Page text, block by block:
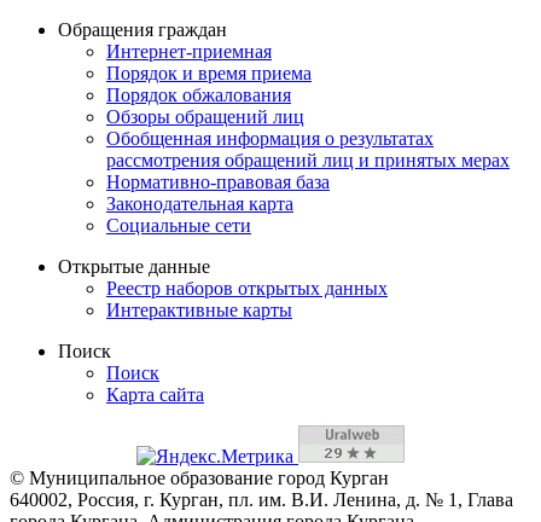
Обращения граждан
Интернет-приемная
Порядок и время приема
Порядок обжалования
Обзоры обращений лиц
Обобщенная информация о результатах
рассмотрения обращений лиц и принятых мерах
Нормативно-правовая база
Законодательная карта
Социальные сети
Открытые данные
Реестр наборов открытых данных
Интерактивные карты
Поиск
Поиск
Карта сайта
© Муниципальное образование город Курган
640002, Россия, г. Курган, пл. им. В.И. Ленина, д. № 1, Глава